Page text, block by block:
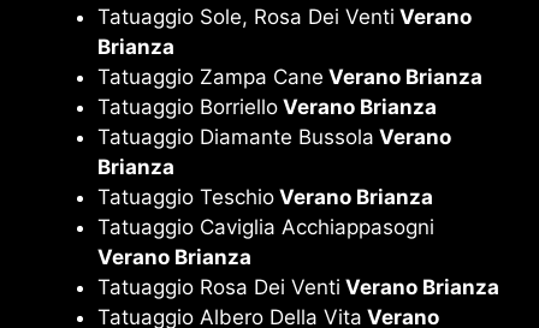
Tatuaggio Sole, Rosa Dei Venti Verano
Brianza
Tatuaggio Zampa Cane Verano Brianza
Tatuaggio Borriello Verano Brianza
Tatuaggio Diamante Bussola Verano
Brianza
Tatuaggio Teschio Verano Brianza
Tatuaggio Caviglia Acchiappasogni
Verano Brianza
Tatuaggio Rosa Dei Venti Verano Brianza
Tatuaggio Albero Della Vita Verano